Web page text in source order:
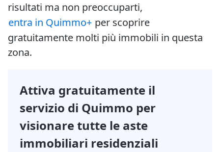
risultati ma non preoccuparti,
entra in Quimmo+ per scoprire
gratuitamente molti più immobili in questa
zona.
Attiva gratuitamente il
servizio di Quimmo per
visionare tutte le aste
immobiliari residenziali